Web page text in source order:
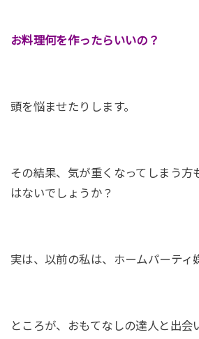
お料理何を作ったらいいの？
頭を悩ませたりします。
その結果、気が重くなってしまう方
はないでしょうか？
実は、以前の私は、ホームパーティ
ところが、おもてなしの達人と出会